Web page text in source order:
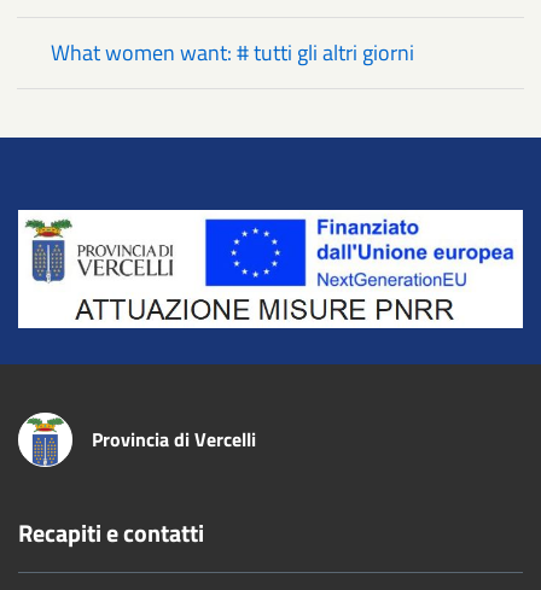
What women want: # tutti gli altri giorni
Title
Provincia di Vercelli
Recapiti e contatti